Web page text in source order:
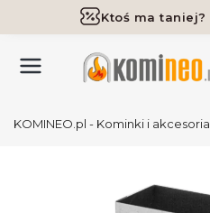
Ktoś ma
Darmowa
KOMINEO.pl - Kominki i akcesoria